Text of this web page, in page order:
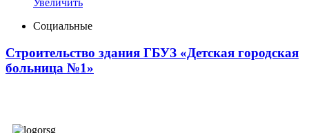
Увеличить
Социальные
Строительство здания ГБУЗ «Детская городская
больница №1»